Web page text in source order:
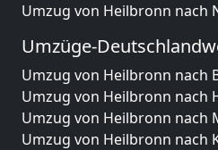
Umzug von Heilbronn nach
Umzüge-
Umzug von Heilbronn nach
Umzug von Heilbronn nach
Umzug von Heilbronn nach
Umzug von Heilbronn nach